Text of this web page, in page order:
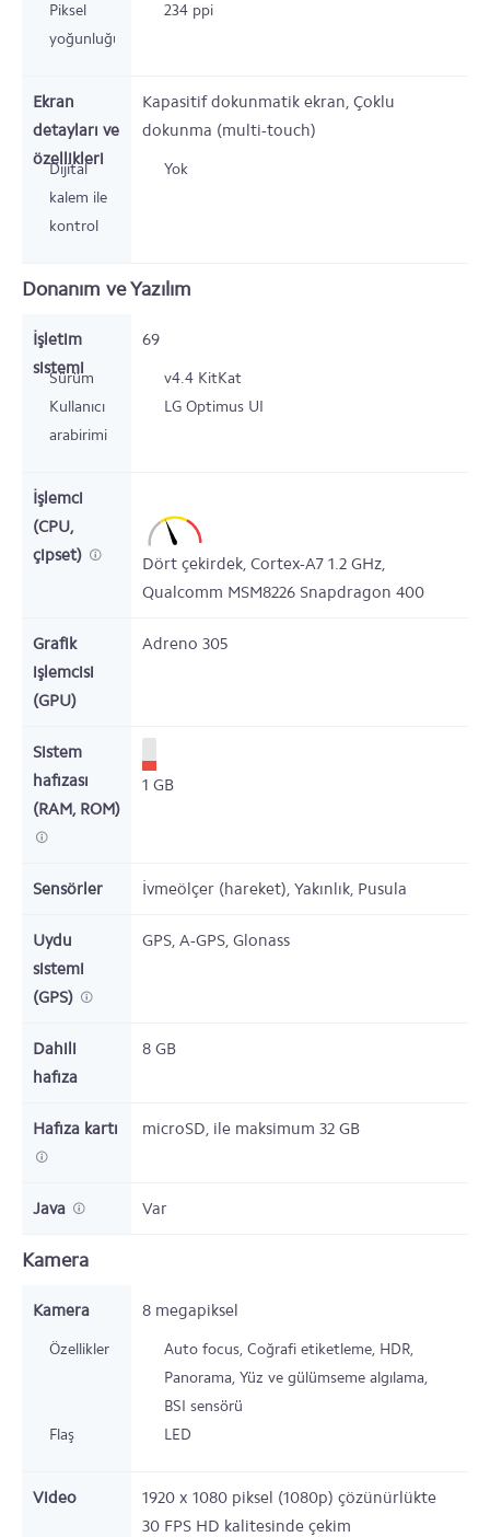
Piksel
yoğunluğu
234 ppi
Ekran
detayları ve
özellikleri
Kapasitif dokunmatik ekran, Çoklu
dokunma (multi-touch)
Dijital
kalem ile
kontrol
Yok
Donanım ve Yazılım
İşletim
sistemi
69
Sürüm
v4.4 KitKat
Kullanıcı
arabirimi
LG Optimus UI
İşlemci
(CPU,
çipset)
Dört çekirdek, Cortex-A7 1.2 GHz,
Qualcomm MSM8226 Snapdragon 400
Grafik
işlemcisi
(GPU)
Adreno 305
Sistem
hafızası
(RAM, ROM)
1 GB
Sensörler İvmeölçer (hareket), Yakınlık, Pusula
Uydu
sistemi
(GPS)
GPS, A-GPS, Glonass
Dahili
hafıza
8 GB
Hafıza kartı microSD, ile maksimum 32 GB
Java Var
Kamera
Kamera 8 megapiksel
Özellikler
Auto focus, Coğrafi etiketleme, HDR,
Panorama, Yüz ve gülümseme algılama,
BSI sensörü
Flaş
LED
Video
1920 x 1080 piksel (1080p) çözünürlükte
30 FPS HD kalitesinde çekim